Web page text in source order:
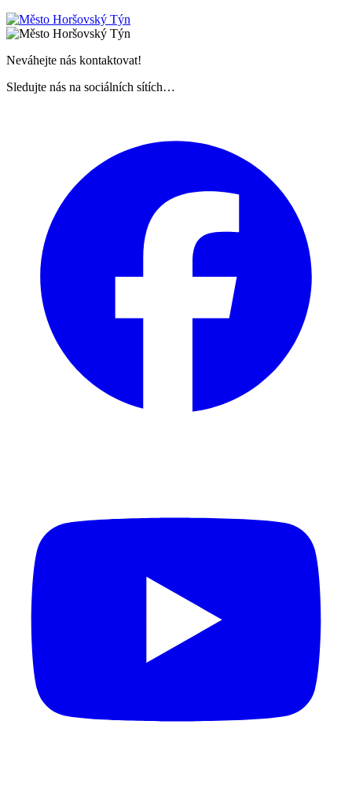
Neváhejte nás kontaktovat!
Sledujte nás na sociálních sítích…